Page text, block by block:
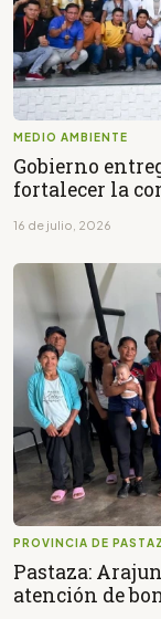
MEDIO AMBIENTE
Gobierno
fortalecer la
16 de julio, 2026
PROVINCIA DE
Pastaza:
atención de